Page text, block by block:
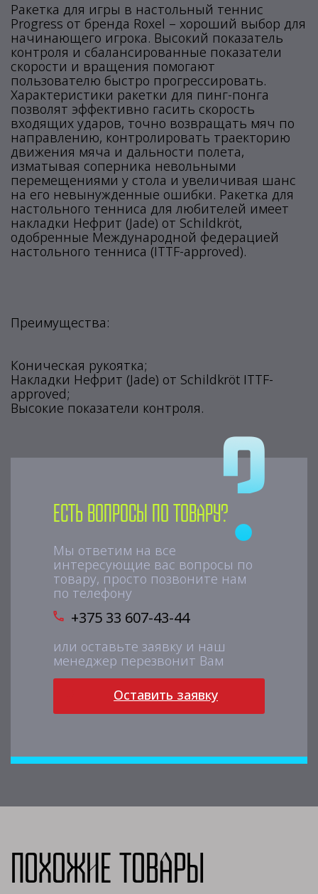
Ракетка для игры в настольный теннис
Progress от бренда Roxel – хороший выбор для
начинающего игрока. Высокий показатель
контроля и сбалансированные показатели
скорости и вращения помогают
пользователю быстро прогрессировать.
Характеристики ракетки для пинг-понга
позволят эффективно гасить скорость
входящих ударов, точно возвращать мяч по
направлению, контролировать траекторию
движения мяча и дальности полета,
изматывая соперника невольными
перемещениями у стола и увеличивая шанс
на его невынужденные ошибки. Ракетка для
настольного тенниса для любителей имеет
накладки Нефрит (Jade) от Schildkröt,
одобренные Международной федерацией
настольного тенниса (ITTF-approved).
Преимущества:
Коническая рукоятка;
Накладки Нефрит (Jade) от Schildkröt ITTF-
approved;
Высокие показатели контроля.
Есть вопросы по товару?
Мы ответим на все
интересующие вас вопросы по
товару, просто позвоните нам
по телефону
+375 33 607-43-44
или оставьте заявку и наш
менеджер перезвонит Вам
Оставить заявку
Похожие товары